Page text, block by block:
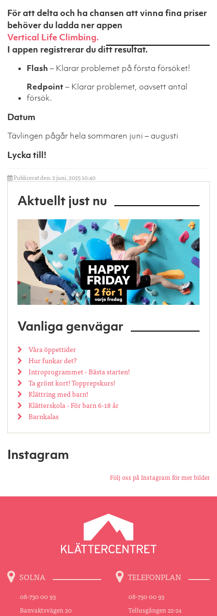
För att delta och ha chansen att vinna fina priser
behöver du ladda ner appen
Vertical Life Climbing.
I appen registrerar du ditt resultat.
Flash – Klarar problemet på första försöket!
Redpoint – Klarar problemet, oavsett antal
försök.
Datum
Tävlingen pågår hela sommaren juni – augusti
Lycka till!
Publicerat den: 2 juni, 2025 10:40
Aktuellt just nu
Vanliga genvägar
Våra öppettider
Hur funkar det?
Introprogrammet - Bästa starten!
Ta grönt kort! Topprepskurs!
Klättring med barn!
Klätterskola - För barn 6-18 år
Barnkalas
Instagram
Följ oss på Instagram för mer bilder
SOLNA
08-730 00 93
Banvaktsvägen 20
TELEFONPLAN
08-730 00 93
Tellusgången 22-24